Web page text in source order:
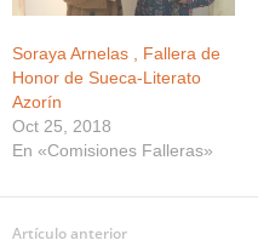
Soraya Arnelas , Fallera de
Honor de Sueca-Literato
Azorín
Oct 25, 2018
En «Comisiones Falleras»
Artículo anterior